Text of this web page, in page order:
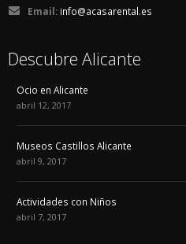
Email: info@acasarental.es
Descubre Alicante
Ocio en Alicante
abril 12, 2017
Museos Castillos Alicante
abril 9, 2017
Actividades con Niños
abril 7, 2017